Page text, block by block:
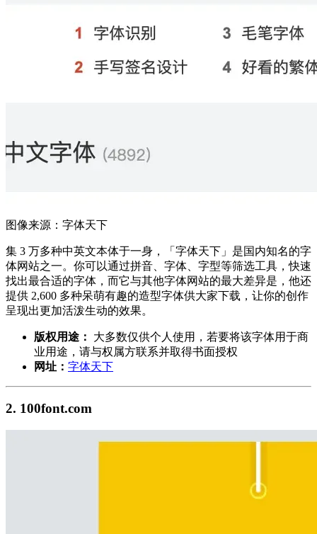
图像来源：字体天下
集 3 万多种中英文本体于一身，「字体天下」是国内知名的字
体网站之一。你可以通过拼音、字体、字型等筛选工具，快速
找出最合适的字体，而它与其他字体网站的最大差异是，他还
提供 2,600 多种呆萌有趣的造型字体供大家下载，让你的创作
呈现出更加活泼生动的效果。
版权用途：
大多数仅供个人使用，若要将该字体用于商
业用途，请与权属方联系并取得书面授权
网址： 字体天下
2. 100font.com